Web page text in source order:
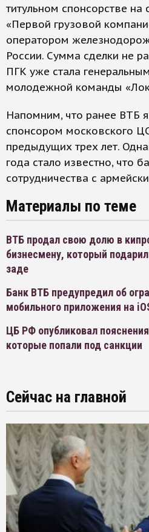
титульном спонсорстве на
«Первой грузовой
оператором
России. Сумма сделки не
ПГК уже стала
молодежной команды
Напомним, что ранее ВТБ
спонсором московского
предыдущих трех лет.
года стало известно, что
сотрудничества с
Материалы по теме
ВТБ продал свою долю в
бизнесмену, который
заде
Банк ВТБ предупредил об
мобильного приложения на
ЦБ РФ опубликовал
которые попали под санкции
Сейчас на главной